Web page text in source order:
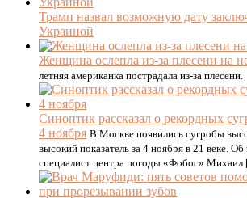
Трамп назвал возможную дату
Украиной
Женщина ослепла из-за плесени на
летняя американка пострадала из-за плесени.
Синоптик рассказал о рекордных
4 ноября В Москве появились сугробы
высокий показатель за 4 ноября в 21 веке. Об
специалист центра погоды «Фобос»